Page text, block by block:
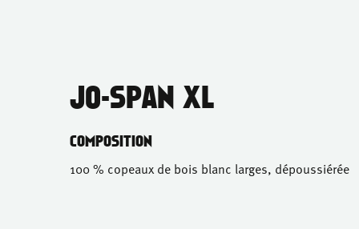
JO-SPAN XL
COMPOSITION
100 % copeaux de bois blanc larges, dépoussiérée